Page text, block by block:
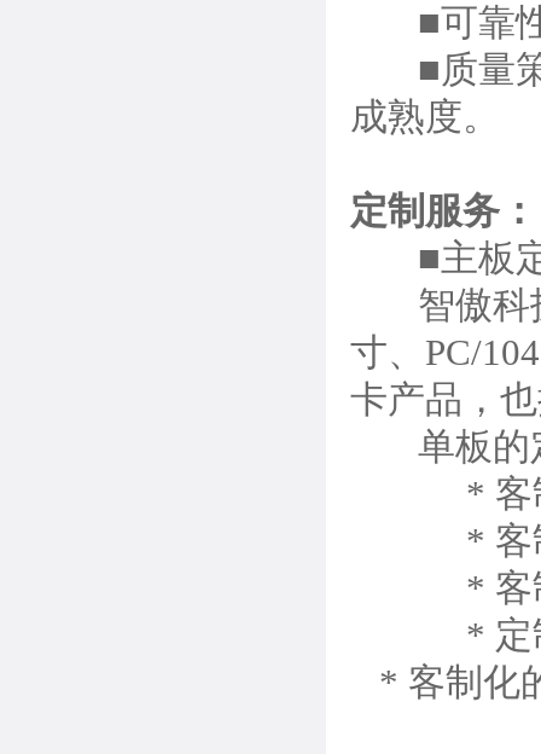
■可靠性
■质量策
成熟度。
定制服务：
■主板
智傲科
寸、PC/
卡产品，
单板的
* 客制
* 客制
* 客制
* 定制
* 客制化